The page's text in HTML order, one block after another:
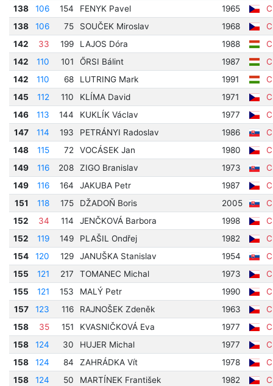
138
106 154 FENYK Pavel 1965
138
106 75 SOUČEK Miroslav 1968
142
33 199 LAJOS Dóra 1988
142
110 101 ŐRSI Bálint 1987
142
110 68 LUTRING Mark 1991
145
112 110 KLÍMA David 1971
146
113 144 KUKLÍK Václav 1977
147
114 193 PETRÁNYI Radoslav 1986
148
115 72 VOCÁSEK Jan 1980
149
116 208 ZIGO Branislav 1973
149
116 164 JAKUBA Petr 1987
151
118 175 DŽADOŇ Boris 2005
152
34 114 JENČKOVÁ Barbora 1998
152
119 149 PLAŠIL Ondřej 1982
154
120 129 JANUŠKA Stanislav 1954
155
121 217 TOMANEC Michal 1973
155
121 153 MALÝ Petr 1990
157
123 116 RAJNOŠEK Zdeněk 1963
158
35 151 KVASNIČKOVÁ Eva 1977
158
124 30 HUJER Michal 1977
158
124 84 ZAHRÁDKA Vít 1978
158
124 50 MARTÍNEK František 1982